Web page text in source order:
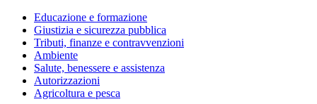
Educazione e formazione
Giustizia e sicurezza pubblica
Tributi, finanze e contravvenzioni
Ambiente
Salute, benessere e assistenza
Autorizzazioni
Agricoltura e pesca